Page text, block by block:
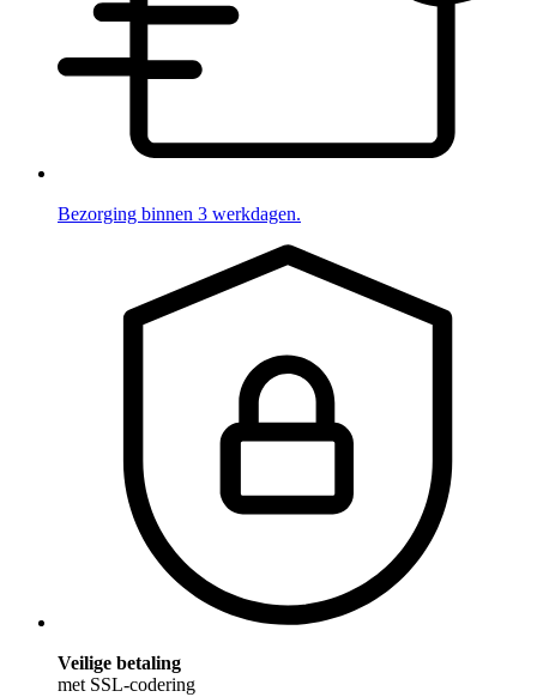
Bezorging binnen 3 werkdagen.
Veilige betaling
met SSL-codering